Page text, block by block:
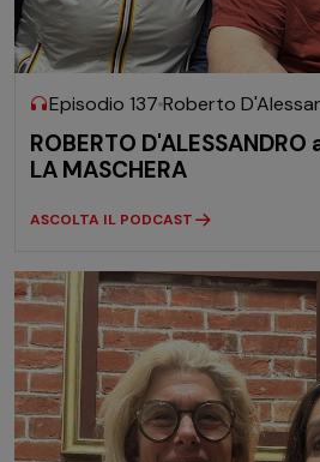
Episodio 137 Roberto
ROBERTO
LA MASCHERA
ASCOLTA IL PODCAST